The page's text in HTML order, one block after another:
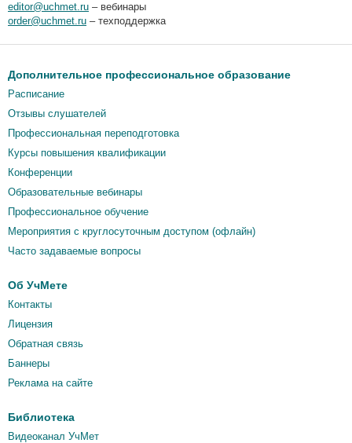
editor@uchmet.ru – вебинары
order@uchmet.ru – техподдержка
Дополнительное профессиональное образование
Расписание
Отзывы слушателей
Профессиональная переподготовка
Курсы повышения квалификации
Конференции
Образовательные вебинары
Профессиональное обучение
Мероприятия c круглосуточным доступом (офлайн)
Часто задаваемые вопросы
Об УчМете
Контакты
Лицензия
Обратная связь
Баннеры
Реклама на сайте
Библиотека
Видеоканал УчМет